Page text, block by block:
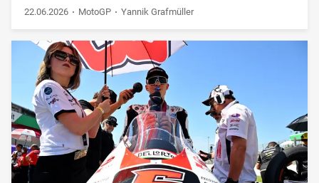
22.06.2026 MotoGP Yannik Grafmüller